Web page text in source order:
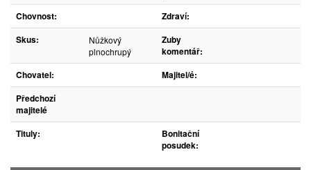
Chovnost:
Zdraví:
Skus:
Nůžkový
plnochrupý
Zuby
komentář:
Chovatel:
Majitel/é:
Předchozí
majitelé
Tituly:
Bonitační
posudek: